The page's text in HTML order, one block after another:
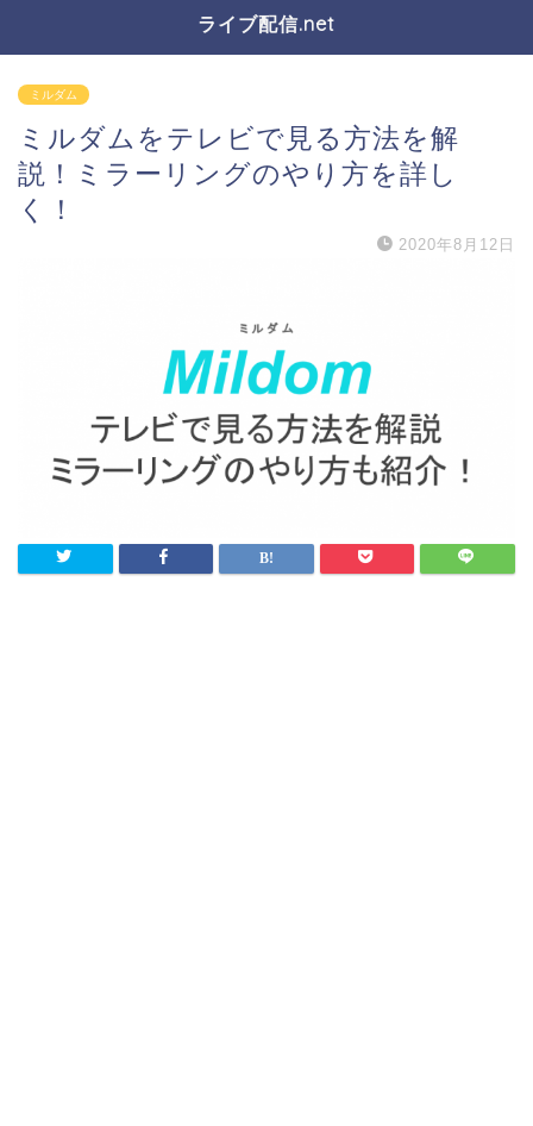
ライブ配信.net
ミルダム
ミルダムをテレビで見る方法を解
説！ミラーリングのやり方を詳し
く！
2020年8月12日